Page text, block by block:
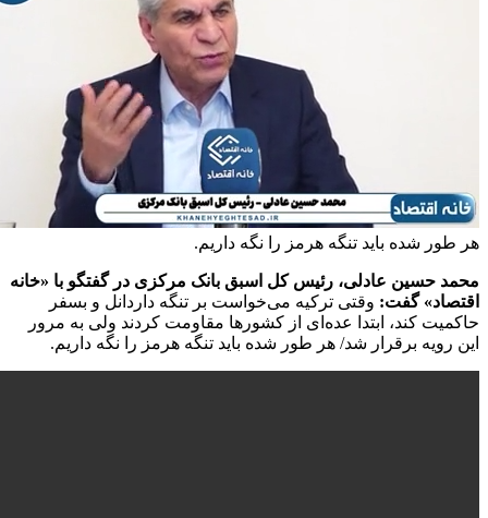
شده باید تنگه هرمز را نگه داریم.
حسین عادلی، رئیس کل اسبق بانک مرکزی در گفتگو با «خانه
گفت: وقتی ترکیه می‌خواست بر تنگه داردانل و بسفر
کند، ابتدا عده‌ای از کشورها مقاومت کردند ولی به مرور
برقرار شد/ هر طور شده باید تنگه هرمز را نگه داریم.